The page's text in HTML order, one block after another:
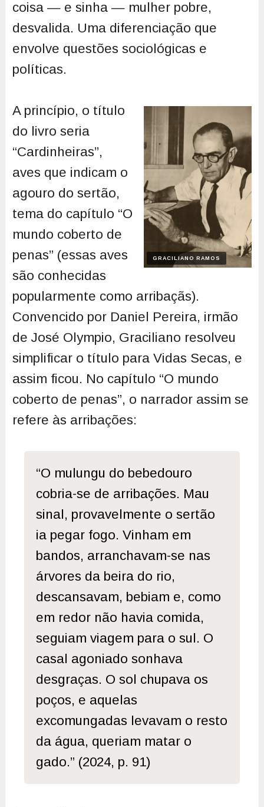
coisa — e sinha — mulher pobre,
desvalida. Uma diferenciação que
envolve questões sociológicas e
políticas.
GRACILIANO RAMOS
A princípio, o título
do livro seria
“Cardinheiras”,
aves que indicam o
agouro do sertão,
tema do capítulo “O
mundo coberto de
penas” (essas aves
são conhecidas
popularmente como arribaçãs).
Convencido por Daniel Pereira, irmão
de José Olympio, Graciliano resolveu
simplificar o título para Vidas Secas, e
assim ficou. No capítulo “O mundo
coberto de penas”, o narrador assim se
refere às arribações:
“O mulungu do bebedouro
cobria-se de arribações. Mau
sinal, provavelmente o sertão
ia pegar fogo. Vinham em
bandos, arranchavam-se nas
árvores da beira do rio,
descansavam, bebiam e, como
em redor não havia comida,
seguiam viagem para o sul. O
casal agoniado sonhava
desgraças. O sol chupava os
poços, e aquelas
excomungadas levavam o resto
da água, queriam matar o
gado.” (2024, p. 91)